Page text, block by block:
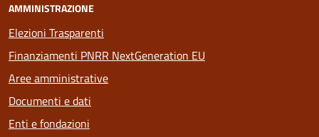
AMMINISTRAZIONE
Elezioni Trasparenti
Finanziamenti PNRR NextGeneration EU
Aree amministrative
Documenti e dati
Enti e fondazioni